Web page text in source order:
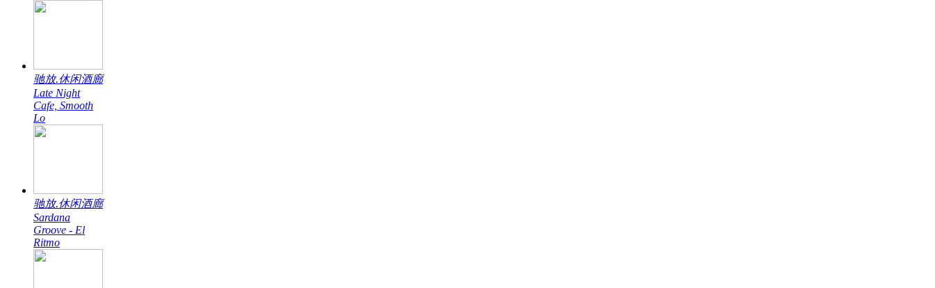
驰放.休闲酒廊
Late Night
Cafe, Smooth
Lo
驰放.休闲酒廊
Sardana
Groove - El
Ritmo